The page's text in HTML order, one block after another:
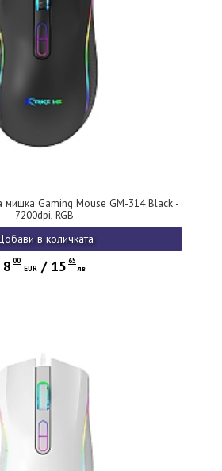
мишка Gaming Mouse GM-314 Black -
7200dpi, RGB
в количката
8 00
EUR / 15 65
лв